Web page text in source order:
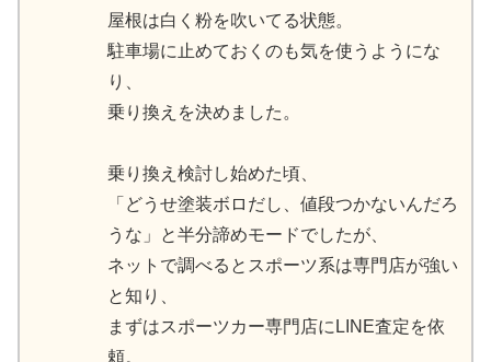
屋根は白く粉を吹いてる状態。
駐車場に止めておくのも気を使うようにな
り、
乗り換えを決めました。
乗り換え検討し始めた頃、
「どうせ塗装ボロだし、値段つかないんだろ
うな」と半分諦めモードでしたが、
ネットで調べるとスポーツ系は専門店が強い
と知り、
まずはスポーツカー専門店にLINE査定を依
頼。